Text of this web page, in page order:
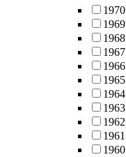
1970
1969
1968
1967
1966
1965
1964
1963
1962
1961
1960